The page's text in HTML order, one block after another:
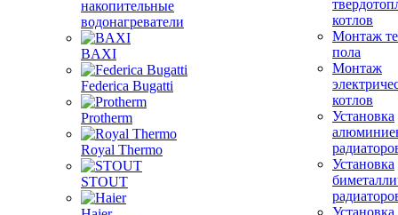
накопительные
водонагреватели
BAXI
Federica Bugatti
Protherm
Royal Thermo
STOUT
котлов
Монтаж
пола
Монтаж
котлов
Установка
Установка
Установка